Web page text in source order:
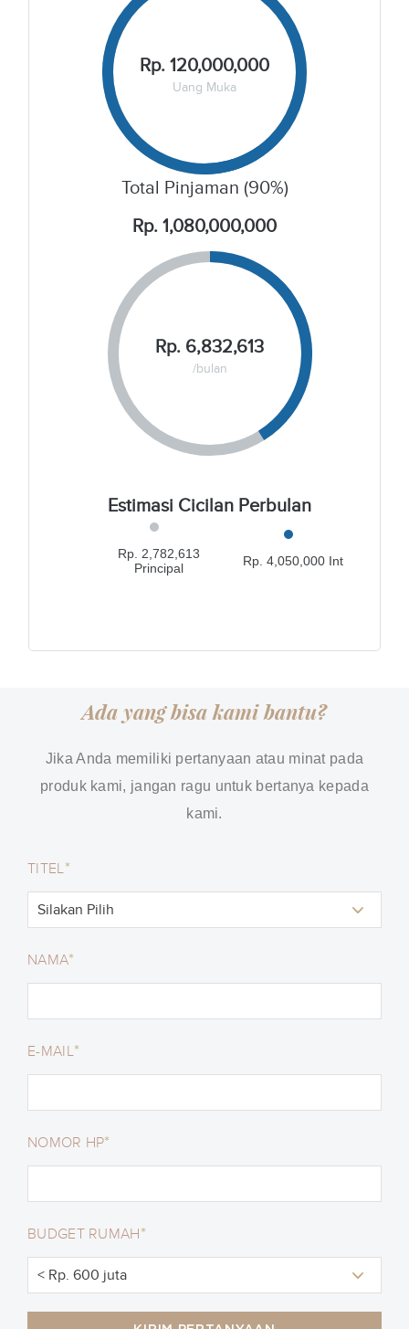
Rp. 120,000,000
Uang Muka
Total Pinjaman (90%)
Rp. 1,080,000,000
Rp. 6,832,613
/bulan
Estimasi Cicilan Perbulan
Rp. 2,782,613
Principal
Rp. 4,050,000 Int
Ada yang bisa kami bantu?
Jika Anda memiliki pertanyaan atau minat pada
produk kami, jangan ragu untuk bertanya kepada
kami.
TITEL*
NAMA*
E-MAIL*
NOMOR HP*
BUDGET RUMAH*